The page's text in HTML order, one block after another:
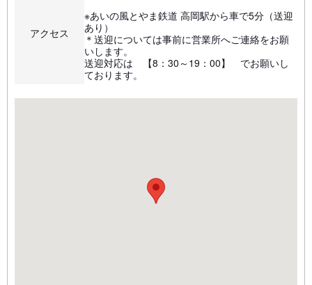
アクセス
※あいの風とやま鉄道 高岡駅から車で5分（送迎
あり）
＊送迎については事前に営業所へご連絡をお願
いします。
送迎対応は 【8：30～19：00】 でお願いし
ております。